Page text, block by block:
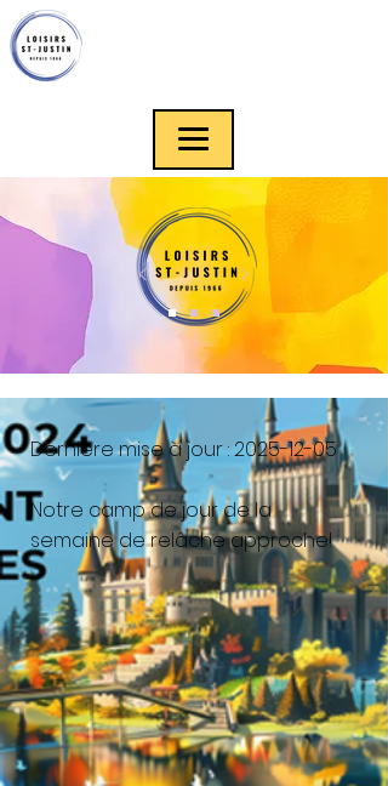
Dernière mise à jour :2025-12-05
​Notre camp de jour de la
semaine de relâche approche!